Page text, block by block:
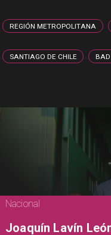
REGIÓN METROPOLITANA
SANTIAGO DE CHILE
Nacional
Joaquín Lavín